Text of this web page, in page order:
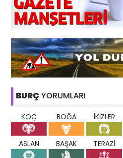
BURÇ YORUMLARI
KOÇ BOĞA İKİZLER
ASLAN BAŞAK TERAZİ